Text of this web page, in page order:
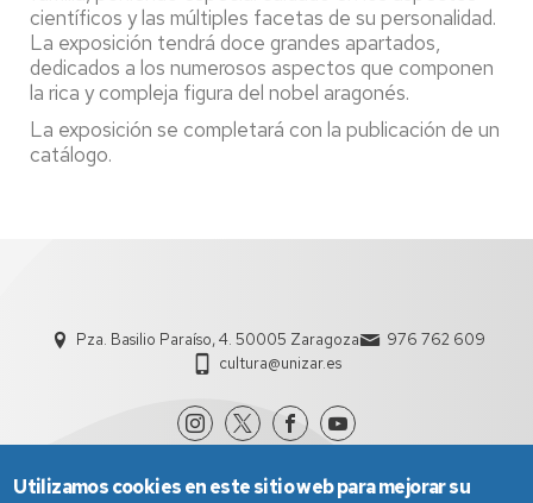
científicos y las múltiples facetas de su personalidad.
La exposición tendrá doce grandes apartados,
dedicados a los numerosos aspectos que componen
la rica y compleja figura del nobel aragonés.
La exposición se completará con la publicación de un
catálogo.
Pza. Basilio Paraíso, 4. 50005 Zaragoza
976 762 609
cultura@unizar.es
Utilizamos cookies en este sitio web para mejorar su